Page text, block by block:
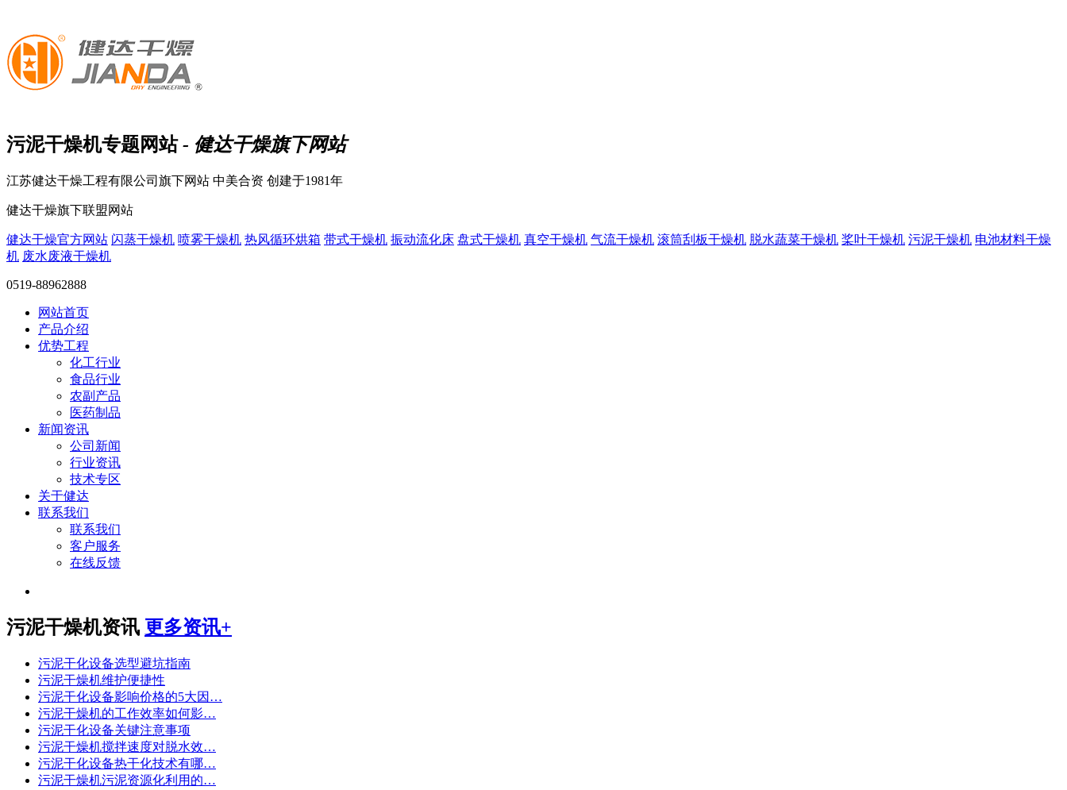
污泥干燥机专题网站- 健达干燥旗下网站
江苏健达干燥工程有限公司旗下网站 中美合资 创建于1981年
健达干燥旗下联盟网站
健达干燥官方网站 闪蒸干燥机 喷雾干燥机 热风循环烘箱 带式干燥机 振动流化床 盘式干燥机 真空干燥机 气流干燥机 滚筒刮板干燥机 脱水蔬菜干燥机 桨叶干燥机 污泥干燥机 电池材料干燥
机 废水废液干燥机
0519-88962888
网站首页
产品介绍
优势工程
化工行业
食品行业
农副产品
医药制品
新闻资讯
公司新闻
行业资讯
技术专区
关于健达
联系我们
联系我们
客户服务
在线反馈
污泥干燥机资讯 更多资讯+
污泥干化设备选型避坑指南
污泥干燥机维护便捷性
污泥干化设备影响价格的5大因…
污泥干燥机的工作效率如何影…
污泥干化设备关键注意事项
污泥干燥机搅拌速度对脱水效…
污泥干化设备热干化技术有哪…
污泥干燥机污泥资源化利用的…